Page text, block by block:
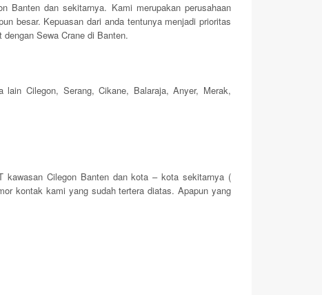
Banten dan sekitarnya. Kami merupakan perusahaan
besar. Kepuasan dari anda tentunya menjadi prioritas
Sewa Crane di Banten.
Cilegon, Serang, Cikane, Balaraja, Anyer, Merak,
kawasan Cilegon Banten dan kota – kota sekitarnya (
kontak kami yang sudah tertera diatas. Apapun yang